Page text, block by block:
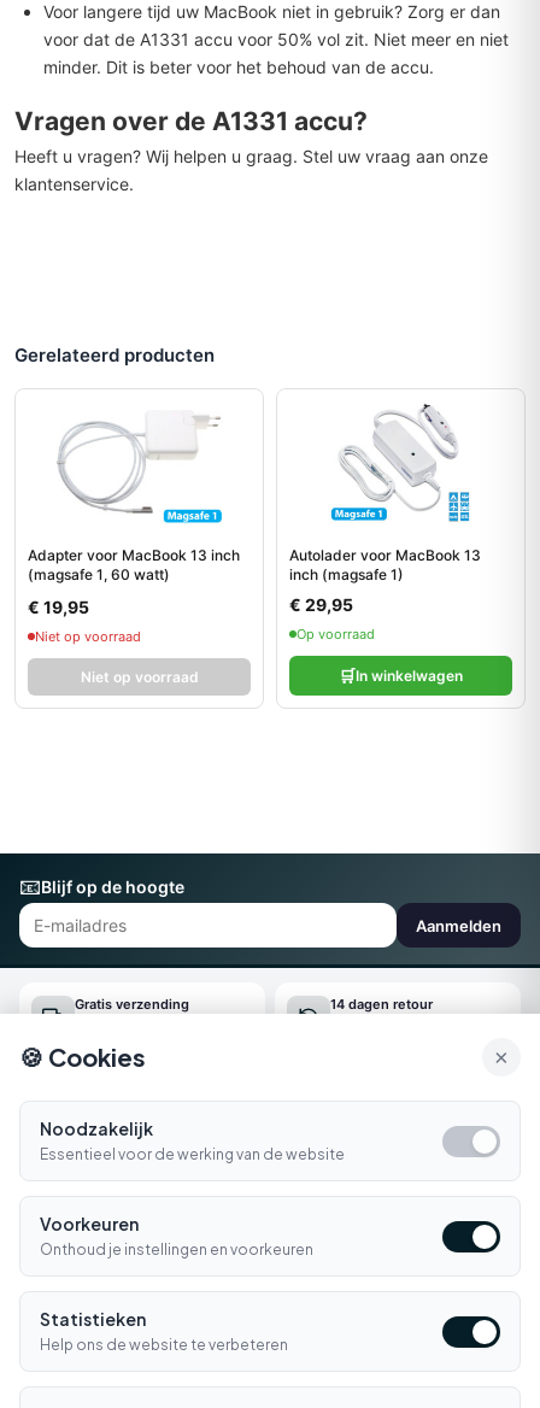
Voor langere tijd uw MacBook niet in gebruik? Zorg er dan
voor dat de A1331 accu voor 50% vol zit. Niet meer en niet
minder. Dit is beter voor het behoud van de accu.
Vragen over de A1331 accu?
Heeft u vragen? Wij helpen u graag. Stel uw vraag aan onze
klantenservice.
Gerelateerd producten
Adapter voor MacBook 13 inch
(magsafe 1, 60 watt)
€ 19,95
Niet op voorraad
Niet op voorraad
Autolader voor MacBook 13
inch (magsafe 1)
€ 29,95
Op voorraad
🛒In winkelwagen
📧Blijf op de hoogte
Aanmelden
Gratis verzending 14 dagen retour
Bellen E-mail
Klantenservice
Winkelen ▼
Informatie
Contact ▼
🍪 Cookies ×
Noodzakelijk
Essentieel voor de werking van de website
Voorkeuren
Onthoud je instellingen en voorkeuren
Statistieken
Help ons de website te verbeteren